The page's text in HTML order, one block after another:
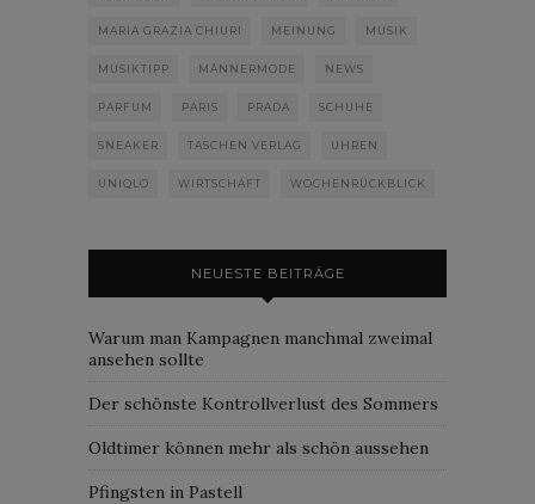
MARIA GRAZIA CHIURI MEINUNG MUSIK
MUSIKTIPP MÄNNERMODE NEWS
PARFUM PARIS PRADA SCHUHE
SNEAKER TASCHEN VERLAG UHREN
UNIQLO WIRTSCHAFT WOCHENRÜCKBLICK
NEUESTE BEITRÄGE
Warum man Kampagnen manchmal zweimal
ansehen sollte
Der schönste Kontrollverlust des Sommers
Oldtimer können mehr als schön aussehen
Pfingsten in Pastell